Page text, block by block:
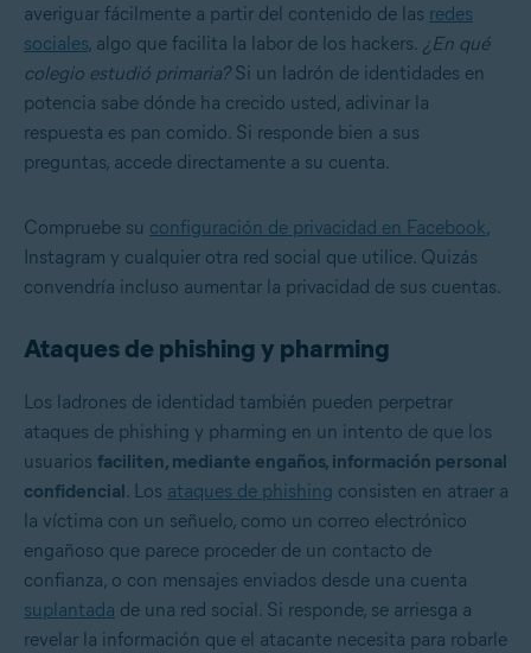
averiguar fácilmente a partir del contenido de las redes
sociales, algo que facilita la labor de los hackers. ¿En qué
colegio estudió primaria?Si un ladrón de identidades en
potencia sabe dónde ha crecido usted, adivinar la
respuesta es pan comido. Si responde bien a sus
preguntas, accede directamente a su cuenta.
Compruebe su configuración de privacidad en Facebook,
Instagram y cualquier otra red social que utilice. Quizás
convendría incluso aumentar la privacidad de sus cuentas.
Ataques de phishing y pharming
Los ladrones de identidad también pueden perpetrar
ataques de phishing y pharming en un intento de que los
usuarios faciliten, mediante engaños, información personal
confidencial. Los ataques de phishing consisten en atraer a
la víctima con un señuelo, como un correo electrónico
engañoso que parece proceder de un contacto de
confianza, o con mensajes enviados desde una cuenta
suplantada de una red social. Si responde, se arriesga a
revelar la información que el atacante necesita para robarle